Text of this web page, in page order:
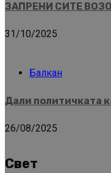
ЗАПРЕНИ СИТЕ
31/10/2025
Балкан
Дали политичката
26/08/2025
Свет